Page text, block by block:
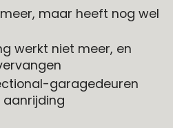
maar heeft nog wel
werkt niet meer, en
garagedeuren